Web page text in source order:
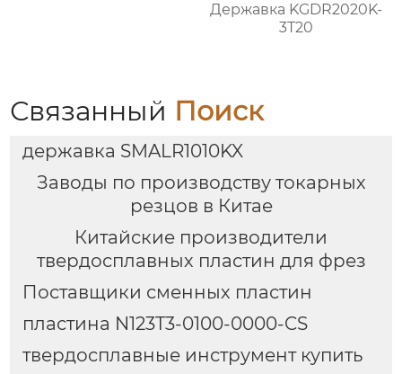
Державка KGDR2020K-
3T20
Связанный Поиск
державка SMALR1010KX
Заводы по производству токарных
резцов в Китае
Китайские производители
твердосплавных пластин для фрез
Поставщики сменных пластин
пластина N123T3-0100-0000-CS
твердосплавные инструмент купить